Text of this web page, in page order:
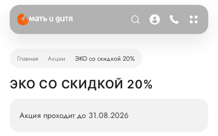
Главная Акции ЭКО со скидкой 20%
ЭКО СО СКИДКОЙ 20%
Акция проходит до 31.08.2026